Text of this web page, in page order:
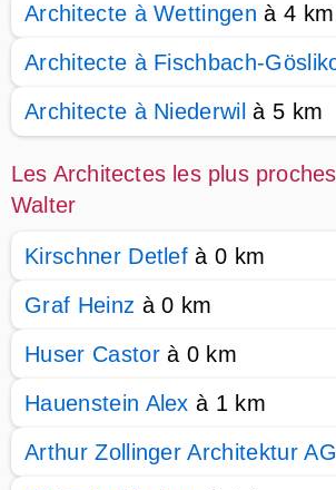
Architecte à Wettingen à 4 km
Architecte à Fischbach-
Architecte à Niederwil à 5 km
Les Architectes les plus
Walter
Kirschner Detlef à 0 km
Graf Heinz à 0 km
Huser Castorà 0 km
Hauenstein Alex à 1 km
Arthur Zollinger Architektur AG